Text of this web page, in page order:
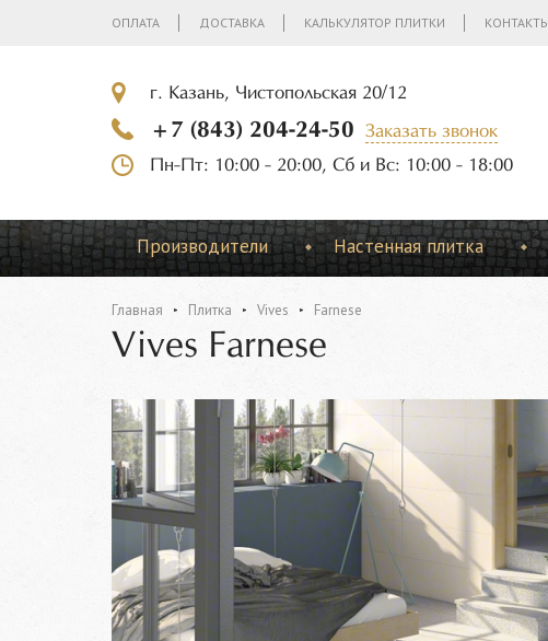
ОПЛАТА ДОСТАВКА КАЛЬКУЛЯТОР ПЛИТКИ КОНТАКТЫ
г. Казань, Чистопольская 20/12
+7 (843) 204-24-50
Заказать звонок
Пн-Пт: 10:00 - 20:00, Сб и Вс: 10:00 - 18:00
Производители Настенная плитка
Главная Плитка Vives Farnese
Vives Farnese